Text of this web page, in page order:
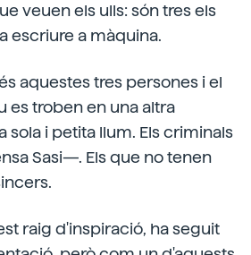
veuen els ulls: són tres els
escriure a màquina.
aquestes tres persones i el
es troben en una altra
sola i petita llum. Els criminals
Sasi—. Els que no tenen
raig d'inspiració, ha seguit